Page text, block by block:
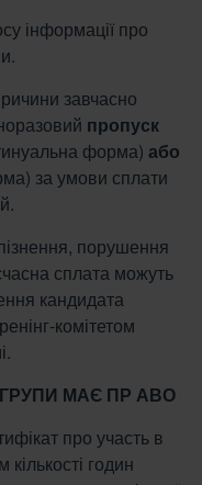
інформації про
завчасно
пропуск
форма) або
за умови сплати
порушення
сплата можуть
кандидата
комітетом
ГРУПИ МАЄ ПР АВО
про участь в
кількості годин